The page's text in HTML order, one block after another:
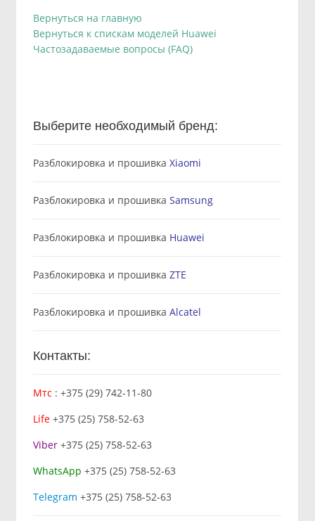
Вернуться на главную
Вернуться к спискам моделей Huawei
Частозадаваемые вопросы (FAQ)
Выберите необходимый бренд:
Разблокировка и прошивка Xiaomi
Разблокировка и прошивка Samsung
Разблокировка и прошивка Huawei
Разблокировка и прошивка ZTE
Разблокировка и прошивка Alcatel
Контакты:
Мтс : +375 (29) 742-11-80
Life+375 (25) 758-52-63
Viber+375 (25) 758-52-63
WhatsApp +375 (25) 758-52-63
Telegram +375 (25) 758-52-63